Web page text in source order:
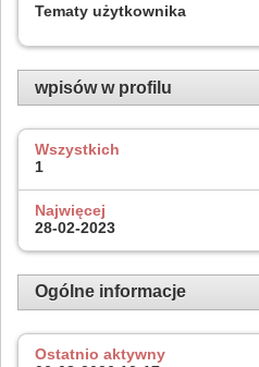
Tematy użytkownika
wpisów w profilu
Wszystkich
1
Najwięcej
28-02-2023
Ogólne informacje
Ostatnio aktywny